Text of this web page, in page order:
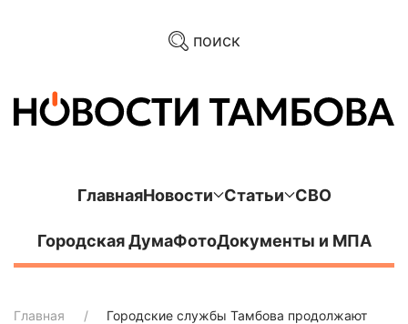
поиск
ГлавнаяНовости Статьи СВО
Городская ДумаФотоДокументы и МПА
Главная
Городские службы Тамбова продолжают